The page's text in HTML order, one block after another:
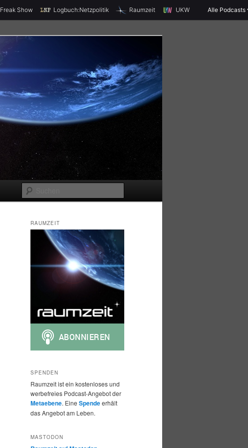
Freak Show Logbuch:Netzpolitik Raumzeit UKW Alle Podcasts
u
RAUMZEIT
SPENDEN
Raumzeit ist ein kostenloses und
werbefreies Podcast-Angebot der
Metaebene. Eine Spendeerhält
das Angebot am Leben.
MASTODON